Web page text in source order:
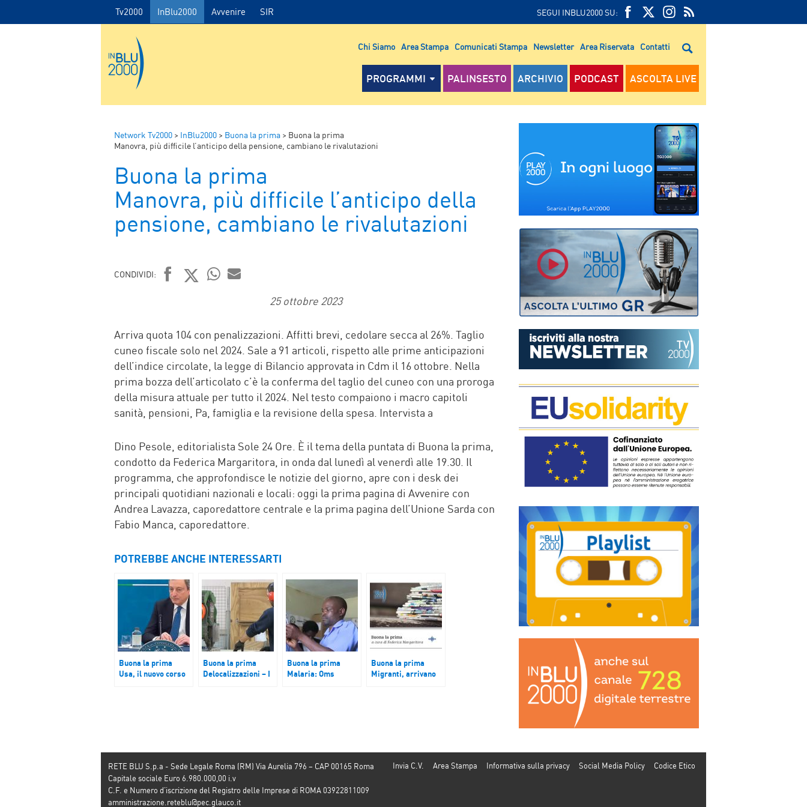
Tv2000 InBlu2000 Avvenire SIR SEGUI INBLU2000 SU:
FEED
RSS
RSS
Chi Siamo Area Stampa Comunicati Stampa Newsletter Area Riservata Contatti
PROGRAMMI PALINSESTO ARCHIVIO PODCAST ASCOLTA LIVE
Network Tv2000 > InBlu2000 > Buona la prima > Buona la prima
Manovra, più difficile l’anticipo della pensione, cambiano le rivalutazioni
Buona la prima
Manovra, più difficile l’anticipo della
pensione, cambiano le rivalutazioni
CONDIVIDI:
25 ottobre 2023
Arriva quota 104 con penalizzazioni. Affitti brevi, cedolare secca al 26%. Taglio
cuneo fiscale solo nel 2024. Sale a 91 articoli, rispetto alle prime anticipazioni
dell’indice circolate, la legge di Bilancio approvata in Cdm il 16 ottobre. Nella
prima bozza dell’articolato c’è la conferma del taglio del cuneo con una proroga
della misura attuale per tutto il 2024. Nel testo compaiono i macro capitoli
sanità, pensioni, Pa, famiglia e la revisione della spesa. Intervista a
Dino Pesole, editorialista Sole 24 Ore. È il tema della puntata di Buona la prima,
condotto da Federica Margaritora, in onda dal lunedì al venerdì alle 19.30. Il
programma, che approfondisce le notizie del giorno, apre con i desk dei
principali quotidiani nazionali e locali: oggi la prima pagina di Avvenire con
Andrea Lavazza, caporedattore centrale e la prima pagina dell’Unione Sarda con
Fabio Manca, caporedattore.
POTREBBE ANCHE INTERESSARTI
Buona la prima
Usa, il nuovo corso
Buona la prima
Delocalizzazioni – I
Buona la prima
Malaria: Oms
Buona la prima
Migranti, arrivano
Invia C.V. Area Stampa Informativa sulla privacy Social Media Policy Codice Etico
RETE BLU S.p.a - Sede Legale Roma (RM) Via Aurelia 796 – CAP 00165 Roma
Capitale sociale Euro 6.980.000,00 i.v
C.F. e Numero d’iscrizione del Registro delle Imprese di ROMA 03922811009
amministrazione.reteblu@pec.glauco.it